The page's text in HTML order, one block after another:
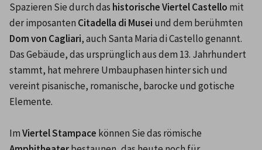
Spazieren Sie durch das historische Viertel Castello mit
der imposanten Citadella di Musei
Dom von Cagliari, auch Santa Maria di Castello genannt.
Das Gebäude, das ursprünglich aus dem 13. Jahrhundert
stammt, hat mehrere Umbauphasen hinter sich und
vereint pisanische, romanische, barocke und gotische
Elemente.
Im Viertel Stampace